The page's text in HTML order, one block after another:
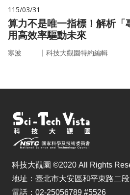
115/03/31
算力不是唯一指標！解析「
用高效率驅動未來
寒波 ｜ 科技大觀園特約編輯
科技大觀園 ©2020 All Rights
地址：臺北市大安區和平東路二
電話：02-25056789 #5526